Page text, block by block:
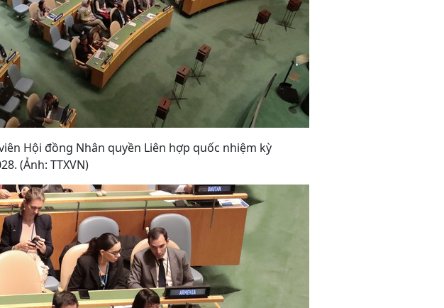
Hội đồng Nhân quyền Liên hợp quốc nhiệm kỳ
(Ảnh: TTXVN)